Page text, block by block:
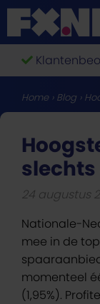
Ga
naar
de
inhoud
Home› Blog ›
24 augustus
Nationale-
mee in de
momenteel
(1,95%).